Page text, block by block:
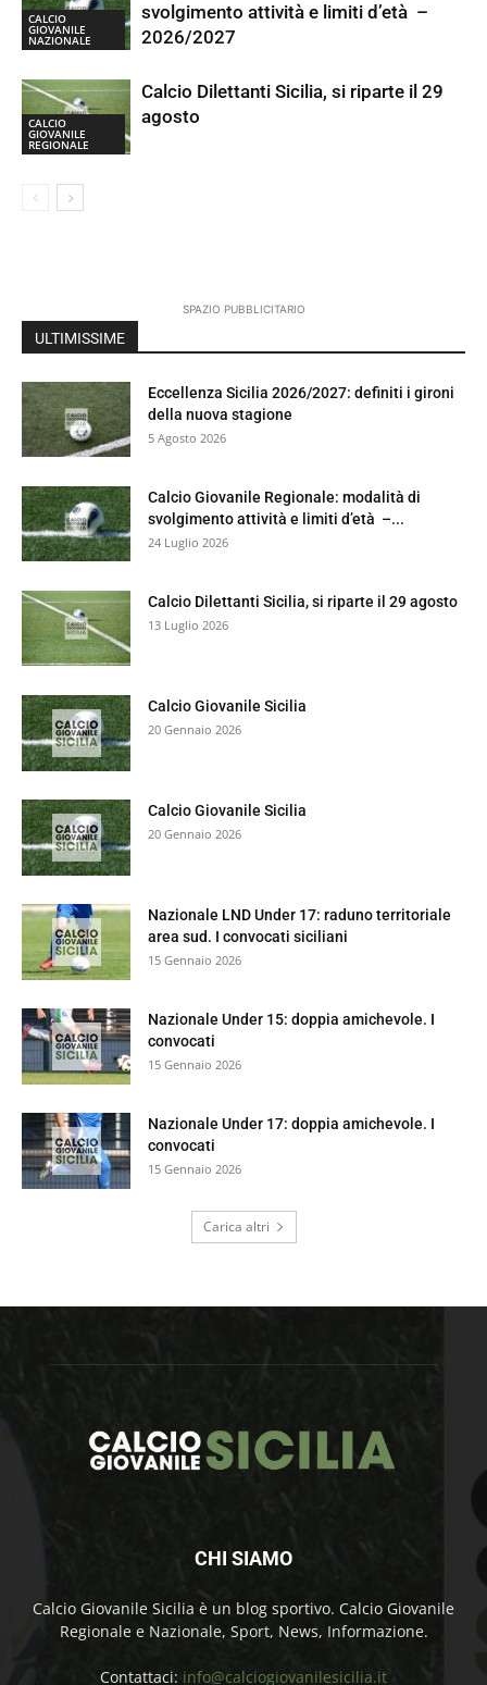
CALCIO
GIOVANILE
NAZIONALE
svolgimento attività e limiti d’età –
2026/2027
CALCIO
GIOVANILE
REGIONALE
Calcio Dilettanti Sicilia, si riparte il 29
agosto
SPAZIO PUBBLICITARIO
ULTIMISSIME
Eccellenza Sicilia 2026/2027: definiti i gironi
della nuova stagione
5 Agosto 2026
Calcio Giovanile Regionale: modalità di
svolgimento attività e limiti d’età –...
24 Luglio 2026
Calcio Dilettanti Sicilia, si riparte il 29 agosto
13 Luglio 2026
Calcio Giovanile Sicilia
20 Gennaio 2026
Calcio Giovanile Sicilia
20 Gennaio 2026
Nazionale LND Under 17: raduno territoriale
area sud. I convocati siciliani
15 Gennaio 2026
Nazionale Under 15: doppia amichevole. I
convocati
15 Gennaio 2026
Nazionale Under 17: doppia amichevole. I
convocati
15 Gennaio 2026
Carica altri
CHI SIAMO
Calcio Giovanile Sicilia è un blog sportivo. Calcio Giovanile
Regionale e Nazionale, Sport, News, Informazione.
Contattaci: info@calciogiovanilesicilia.it